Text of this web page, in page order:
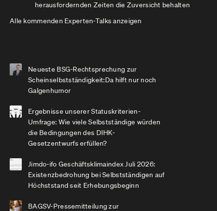
herausfordernden Zeiten die Zuversicht behalten
Alle kommenden Experten-Talks anzeigen
Neueste BSG-Rechtsprechung zur
Scheinselbstständigkeit:Da hilft nur noch
Galgenhumor
Ergebnisse unserer Statuskriterien-
Umfrage: Wie viele Selbstständige würden
die Bedingungen des DIHK-
Gesetzentwurfs erfüllen?
Jimdo-ifo Geschäftsklimaindex Juli 2026:
Existenzbedrohung bei Selbstständigen auf
Höchststand seit Erhebungsbeginn
BAGSV-Pressemitteilung zur